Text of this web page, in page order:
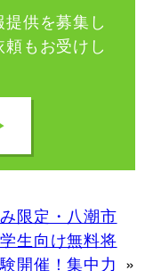
供を募集し
もお受けし
限定・八潮市
生向け無料将
開催！集中力 »